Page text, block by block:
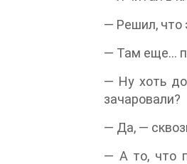
— Решил, что
— Там еще…
— Ну хоть
зачаровали?
— Да, —
— А то, что